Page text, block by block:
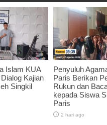
Islam KUA
Kajian
Singkil
Penyuluh
Paris Berikan
Rukun dan
kepada Siswa
Paris
2 hari ago